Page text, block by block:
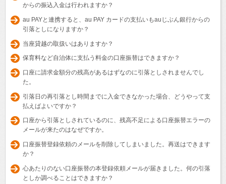
からの振込入金は行われますか？
au PAYと連携すると、au PAY カードの支払いもauじぶん銀行からの
引落としになりますか？
当座貸越の取扱いはありますか？
保育料など自治体に支払う料金の口座振替はできますか？
口座に請求金額分の残高があるはずなのに引落としされませんでし
た。
引落日の再引落とし時間までに入金できなかった場合、どうやって支
払えばよいですか？
口座から引落としされているのに、残高不足による口座振替エラーの
メールが来たのはなぜですか。
口座振替登録依頼のメールを削除してしまいました。再送はできます
か？
心あたりのない口座振替の本登録依頼メールが届きました。何の引落
としか調べることはできますか？